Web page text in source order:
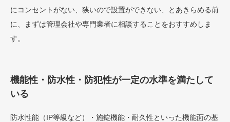
にコンセントがない、狭いので設置ができない、とあきらめる前
に、まずは管理会社や専門業者に相談することをおすすめしま
す。
機能性・防水性・防犯性が一定の水準を満たして
いる
防水性能（IP等級など）・施錠機能・耐久性といった機能面の基